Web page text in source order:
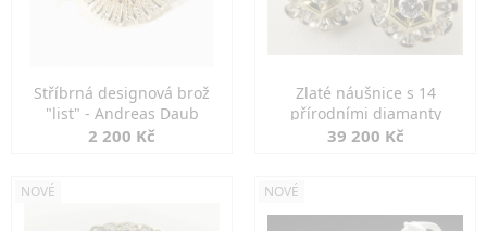
Stříbrná designová brož
"list" - Andreas Daub
2 200 Kč
Zlaté náušnice s 14
přírodními diamanty
39 200 Kč
NOVÉ NOVÉ